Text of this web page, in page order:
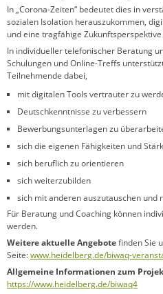
In „Corona-Zeiten“ bedeutet dies in
sozialen Isolation herauszukommen,
und eine tragfähige
In individueller telefonischer Beratung
Schulungen und Online-Treffs
Teilnehmende dabei,
mit digitalen Tools vertrauter zu
Deutschkenntnisse zu verbessern
Bewerbungsunterlagen zu
sich die eigenen Fähigkeiten und
sich beruflich zu orientieren
sich weiterzubilden
sich mit anderen auszutauschen und
Für Beratung und Coaching können
werden.
Weitere aktuelle Angebotefinden Sie
Seite:www.heidelberg.de/biwaq-
Allgemeine Informationen zum
https://www.heidelberg.de/biwaq4